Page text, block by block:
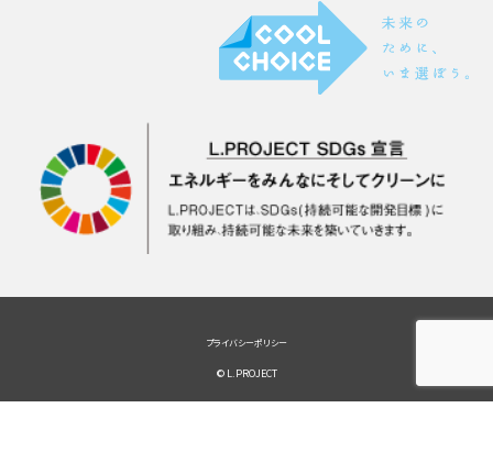
プライバシーポリシー
© L.PROJECT